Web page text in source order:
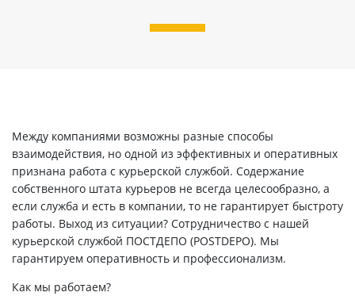
Между компаниями возможны разные способы
взаимодействия, но одной из эффективных и оперативных
признана работа с курьерской службой. Содержание
собственного штата курьеров не всегда целесообразно, а
если служба и есть в компании, то не гарантирует быстроту
работы. Выход из ситуации? Сотрудничество с нашей
курьерской службой ПОСТДЕПО (POSTDEPO). Мы
гарантируем оперативность и профессионализм.
Как мы работаем?